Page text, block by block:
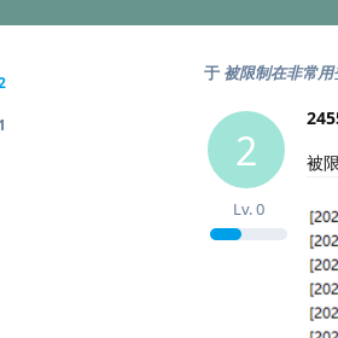
1
于 被限制在非常
2
Lv.0
被